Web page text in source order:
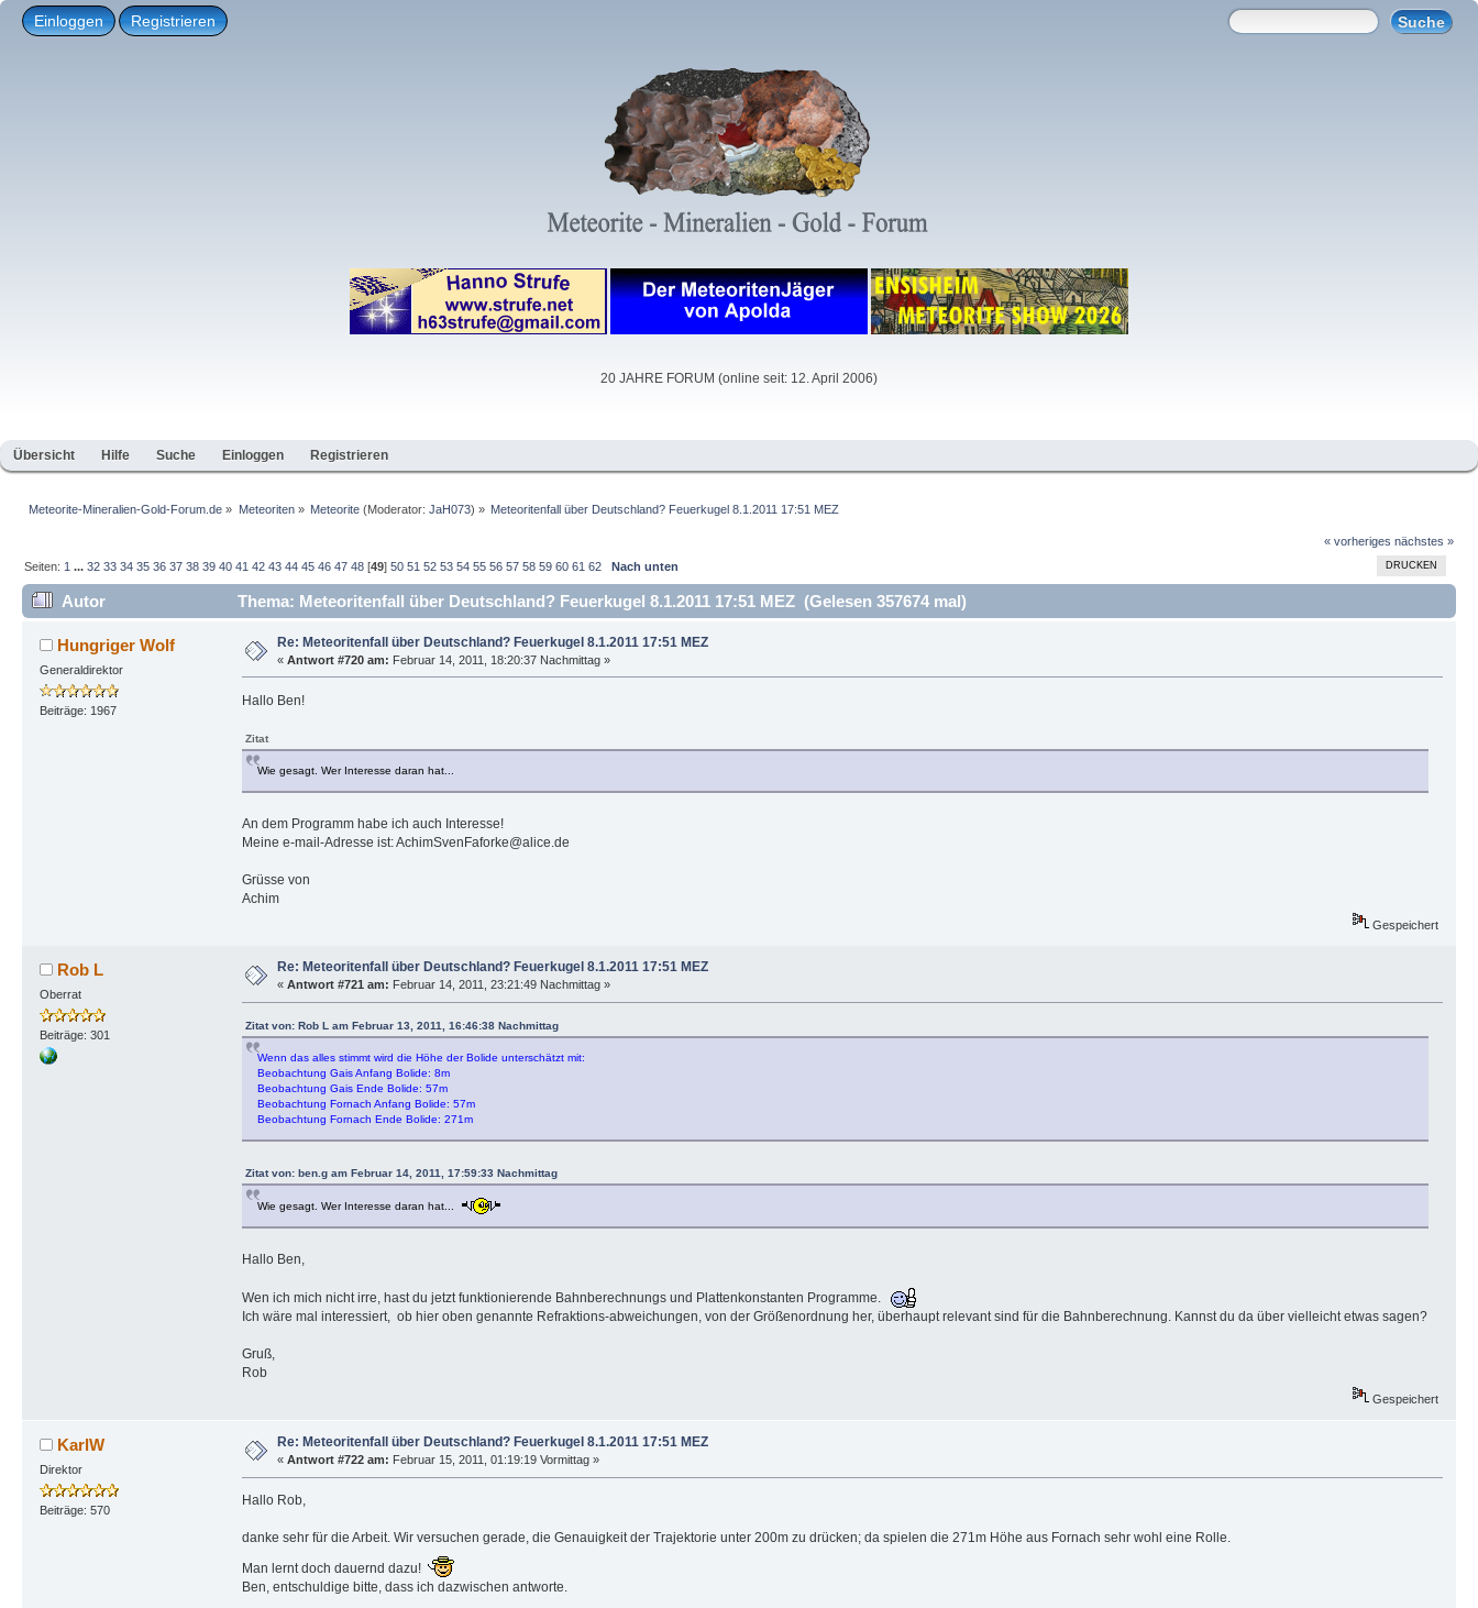
Einloggen Registrieren
20 JAHRE FORUM (online seit: 12. April 2006)
Übersicht Hilfe Suche Einloggen Registrieren
Meteorite-Mineralien-Gold-Forum.de » Meteoriten» Meteorite(Moderator: JaH073) » Meteoritenfall über Deutschland? Feuerkugel 8.1.2011 17:51 MEZ
« vorheriges nächstes »
DRUCKEN
Seiten: 1 ...32 33 34 35 36 37 38 39 40 41 42 43 44 45 46 47 48 [49]50 51 52 53 54 55 56 57 58 59 60 61 62 Nach unten
Autor Thema: Meteoritenfall über Deutschland? Feuerkugel 8.1.2011 17:51 MEZ (Gelesen 357674 mal)
Hungriger Wolf
Generaldirektor
Beiträge: 1967
Re: Meteoritenfall über Deutschland? Feuerkugel 8.1.2011 17:51 MEZ
« Antwort #720 am: Februar 14, 2011, 18:20:37 Nachmittag »
Hallo Ben!
Zitat
Wie gesagt. Wer Interesse daran hat...
An dem Programm habe ich auch Interesse!
Meine e-mail-Adresse ist: AchimSvenFaforke@alice.de
Grüsse von
Achim
Gespeichert
Rob L
Oberrat
Beiträge: 301
Re: Meteoritenfall über Deutschland? Feuerkugel 8.1.2011 17:51 MEZ
« Antwort #721 am: Februar 14, 2011, 23:21:49 Nachmittag »
Zitat von: Rob L am Februar 13, 2011, 16:46:38 Nachmittag
Wenn das alles stimmt wird die Höhe der Bolide unterschätzt mit:
Beobachtung Gais Anfang Bolide: 8m
Beobachtung Gais Ende Bolide: 57m
Beobachtung Fornach Anfang Bolide: 57m
Beobachtung Fornach Ende Bolide: 271m
Zitat von: ben.g am Februar 14, 2011, 17:59:33 Nachmittag
Wie gesagt. Wer Interesse daran hat...
Hallo Ben,
Wen ich mich nicht irre, hast du jetzt funktionierende Bahnberechnungs und Plattenkonstanten Programme.
Ich wäre mal interessiert, ob hier oben genannte Refraktions-abweichungen, von der Größenordnung her, überhaupt relevant sind für die Bahnberechnung. Kannst du da über vielleicht etwas sagen?
Gruß,
Rob
Gespeichert
KarlW
Direktor
Beiträge: 570
Re: Meteoritenfall über Deutschland? Feuerkugel 8.1.2011 17:51 MEZ
« Antwort #722 am: Februar 15, 2011, 01:19:19 Vormittag »
Hallo Rob,
danke sehr für die Arbeit. Wir versuchen gerade, die Genauigkeit der Trajektorie unter 200m zu drücken; da spielen die 271m Höhe aus Fornach sehr wohl eine Rolle.
Man lernt doch dauernd dazu!
Ben, entschuldige bitte, dass ich dazwischen antworte.